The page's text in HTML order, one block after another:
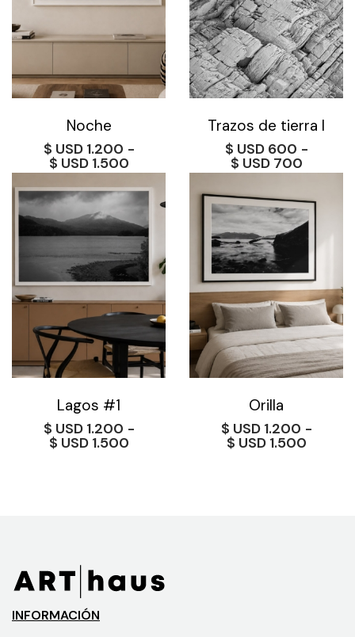
Noche
$ 1.200 -
$ 1.500Rango
de
precios:
desde
$ 1.200
hasta
$ 1.500
Trazos de tierra I
$ 600 -
$ 700Rango
de
desde
$ 600
hasta
$ 700
Lagos #1
$ 1.200 -
$ 1.500Rango
Orilla
$ 1.200 -
$ 1.500Rango
INFORMACIÓN